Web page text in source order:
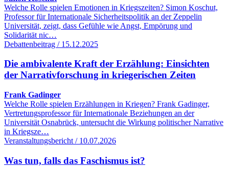
Welche Rolle spielen Emotionen in Kriegszeiten? Simon Koschut,
Professor für Internationale Sicherheitspolitik an der Zeppelin
Universität, zeigt, dass Gefühle wie Angst, Empörung und
Solidarität nic…
Debattenbeitrag / 15.12.2025
Die ambivalente Kraft der Erzählung: Einsichten
der Narrativforschung in kriegerischen Zeiten
Frank Gadinger
Welche Rolle spielen Erzählungen in Kriegen? Frank Gadinger,
Vertretungsprofessor für Internationale Beziehungen an der
Universität Osnabrück, untersucht die Wirkung politischer Narrative
in Kriegsze…
Veranstaltungsbericht / 10.07.2026
Was tun, falls das Faschismus ist?